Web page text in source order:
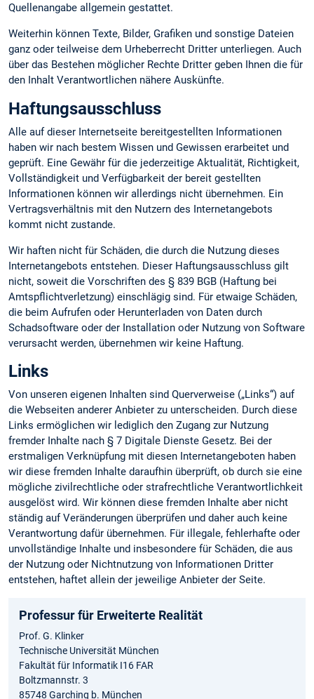
Quellenangabe allgemein gestattet.
Weiterhin können Texte, Bilder, Grafiken und sonstige Dateien
ganz oder teilweise dem Urheberrecht Dritter unterliegen. Auch
über das Bestehen möglicher Rechte Dritter geben Ihnen die für
den Inhalt Verantwortlichen nähere Auskünfte.
Haftungsausschluss
Alle auf dieser Internetseite bereitgestellten Informationen
haben wir nach bestem Wissen und Gewissen erarbeitet und
geprüft. Eine Gewähr für die jederzeitige Aktualität, Richtigkeit,
Vollständigkeit und Verfügbarkeit der bereit gestellten
Informationen können wir allerdings nicht übernehmen. Ein
Vertragsverhältnis mit den Nutzern des Internetangebots
kommt nicht zustande.
Wir haften nicht für Schäden, die durch die Nutzung dieses
Internetangebots entstehen. Dieser Haftungsausschluss gilt
nicht, soweit die Vorschriften des § 839 BGB (Haftung bei
Amtspflichtverletzung) einschlägig sind. Für etwaige Schäden,
die beim Aufrufen oder Herunterladen von Daten durch
Schadsoftware oder der Installation oder Nutzung von Software
verursacht werden, übernehmen wir keine Haftung.
Links
Von unseren eigenen Inhalten sind Querverweise („Links“) auf
die Webseiten anderer Anbieter zu unterscheiden. Durch diese
Links ermöglichen wir lediglich den Zugang zur Nutzung
fremder Inhalte nach § 7 Digitale Dienste Gesetz. Bei der
erstmaligen Verknüpfung mit diesen Internetangeboten haben
wir diese fremden Inhalte daraufhin überprüft, ob durch sie eine
mögliche zivilrechtliche oder strafrechtliche Verantwortlichkeit
ausgelöst wird. Wir können diese fremden Inhalte aber nicht
ständig auf Veränderungen überprüfen und daher auch keine
Verantwortung dafür übernehmen. Für illegale, fehlerhafte oder
unvollständige Inhalte und insbesondere für Schäden, die aus
der Nutzung oder Nichtnutzung von Informationen Dritter
entstehen, haftet allein der jeweilige Anbieter der Seite.
Professur für Erweiterte Realität
Prof. G. Klinker
Technische Universität München
Fakultät für Informatik I16 FAR
Boltzmannstr. 3
85748 Garching b. München